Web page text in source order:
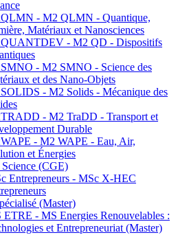
- M2 QLMN - Quantique,
Matériaux et Nanosciences
- M2 QD - Dispositifs
- M2 SMNO - Science des
et des Nano-Objets
- M2 Solids - Mécanique des
- M2 TraDD - Transport et
Durable
- M2 WAPE - Eau, Air,
et Énergies
(CGE)
Entrepreneurs - MSc X-HEC
(Master)
ETRE - MS Energies Renouvelables :
et Entrepreneuriat (Master)